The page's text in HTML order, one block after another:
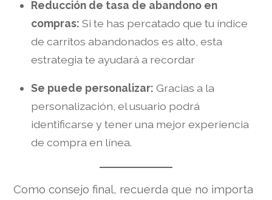
Reducción de tasa de abandono en
compras: Si te has percatado que tu índice
de carritos abandonados es alto, esta
estrategia te ayudará a recordar
Se puede personalizar: Gracias a la
personalización, el usuario podrá
identificarse y tener una mejor experiencia
de compra en línea.
Como consejo final, recuerda que no importa